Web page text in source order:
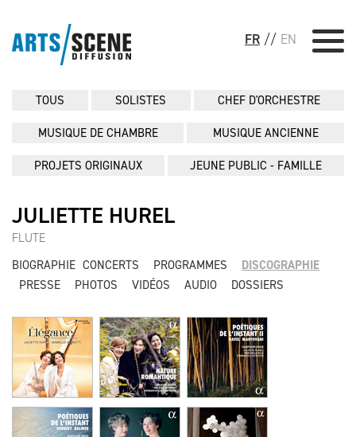
FR // EN
TOUS SOLISTES CHEF D'ORCHESTRE
MUSIQUE DE CHAMBRE MUSIQUE ANCIENNE
PROJETS ORIGINAUX JEUNE PUBLIC - FAMILLE
JULIETTE HUREL
FLUTE
BIOGRAPHIE CONCERTS PROGRAMMES
DISCOGRAPHIE
PRESSE
PHOTOS VIDÉOS AUDIO DOSSIERS